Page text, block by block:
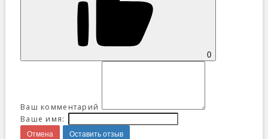
0
Ваш комментарий
Ваше имя:
Отмена Оставить отзыв